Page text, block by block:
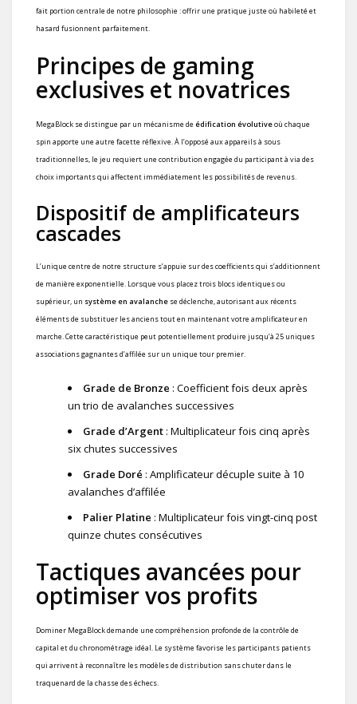
fait portion centrale de notre philosophie : offrir une pratique juste où habileté et
hasard fusionnent parfaitement.
Principes de gaming
exclusives et novatrices
MegaBlock se distingue par un mécanisme deédification évolutiveoù chaque
spin apporte une autre facette réflexive. À l’opposé aux appareils à sous
traditionnelles, le jeu requiert une contribution engagée du participant à via des
choix importants qui affectent immédiatement les possibilités de revenus.
Dispositif de amplificateurs
cascades
L’unique centre de notre structure s’appuie sur des coefficients qui s’additionnent
de manière exponentielle. Lorsque vous placez trois blocs identiques ou
supérieur, un système en avalanche se déclenche, autorisant aux récents
éléments de substituer les anciens tout en maintenant votre amplificateur en
marche. Cette caractéristique peut potentiellement produire jusqu’à 25 uniques
associations gagnantes d’affilée sur un unique tour premier.
Grade de Bronze : Coefficient fois deux après
un trio de avalanches successives
Grade d’Argent : Multiplicateur fois cinq après
six chutes successives
Grade Doré : Amplificateur décuple suite à 10
avalanches d’affilée
Palier Platine : Multiplicateur fois vingt-cinq post
quinze chutes consécutives
Tactiques avancées pour
optimiser vos profits
Dominer MegaBlock demande une compréhension profonde de la contrôle de
capital et du chronométrage idéal. Le système favorise les participants patients
qui arrivent à reconnaître les modèles de distribution sans chuter dans le
traquenard de la chasse des échecs.